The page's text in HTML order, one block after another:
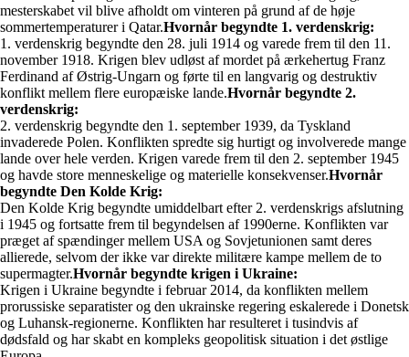
mesterskabet vil blive afholdt om vinteren på grund af de høje
sommertemperaturer i Qatar.Hvornår begyndte 1. verdenskrig:
1. verdenskrig begyndte den 28. juli 1914 og varede frem til den 11.
november 1918. Krigen blev udløst af mordet på ærkehertug Franz
Ferdinand af Østrig-Ungarn og førte til en langvarig og destruktiv
konflikt mellem flere europæiske lande.Hvornår begyndte 2.
verdenskrig:
2. verdenskrig begyndte den 1. september 1939, da Tyskland
invaderede Polen. Konflikten spredte sig hurtigt og involverede mange
lande over hele verden. Krigen varede frem til den 2. september 1945
og havde store menneskelige og materielle konsekvenser.Hvornår
begyndte Den Kolde Krig:
Den Kolde Krig begyndte umiddelbart efter 2. verdenskrigs afslutning
i 1945 og fortsatte frem til begyndelsen af 1990erne. Konflikten var
præget af spændinger mellem USA og Sovjetunionen samt deres
allierede, selvom der ikke var direkte militære kampe mellem de to
supermagter.Hvornår begyndte krigen i Ukraine:
Krigen i Ukraine begyndte i februar 2014, da konflikten mellem
prorussiske separatister og den ukrainske regering eskalerede i Donetsk
og Luhansk-regionerne. Konflikten har resulteret i tusindvis af
dødsfald og har skabt en kompleks geopolitisk situation i det østlige